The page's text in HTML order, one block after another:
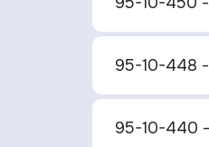
95-10-448
95-10-440